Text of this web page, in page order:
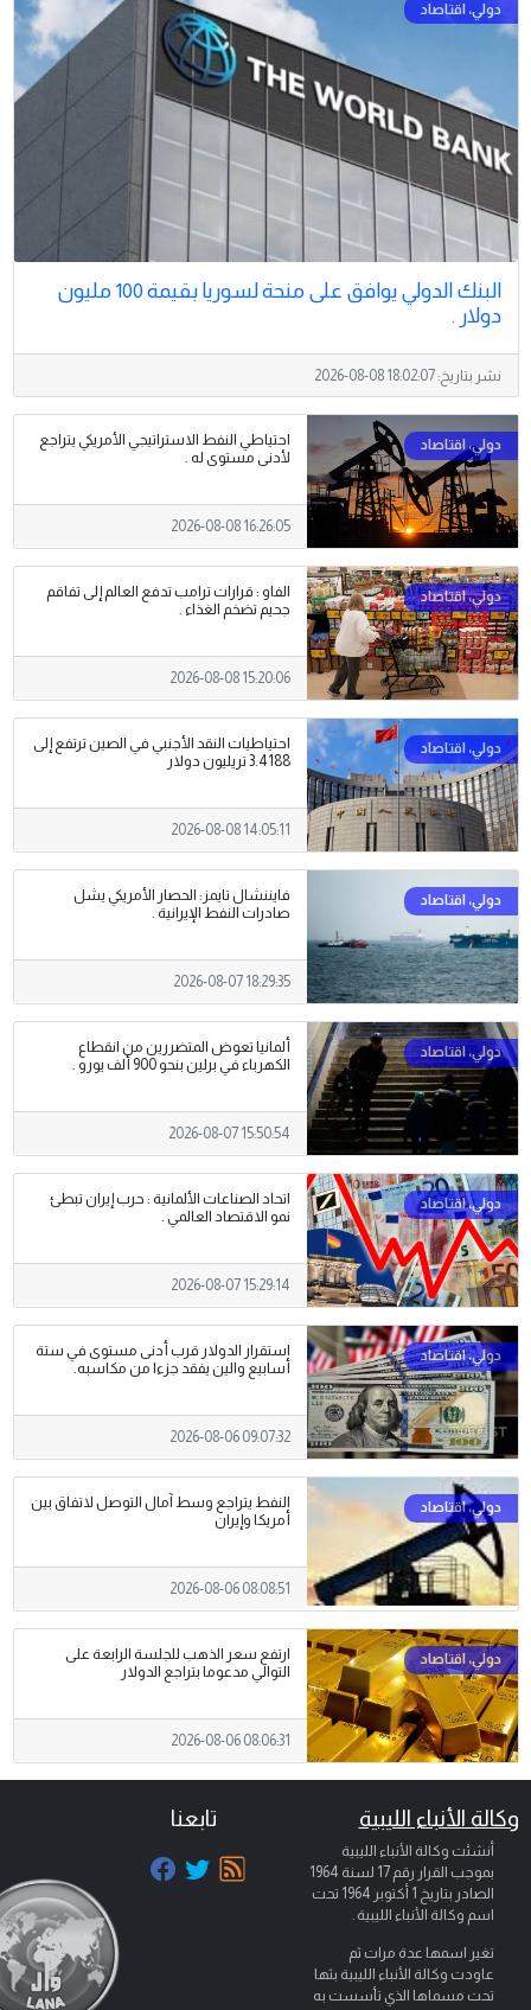
البنك الدولي يوافق على منحة لسوريا بقيمة 100 مليون
دولار .
نشر بتاريخ:2026-08-08 18:02:07
احتياطي النفط الاستراتيجي الأمريكي يتراجع
لأدنى مستوى له .
2026-08-08 16:26:05
الفاو : قرارات ترامب تدفع العالم إلى تفاقم
جحيم تضخم الغذاء .
2026-08-08 15:20:06
احتياطيات النقد الأجنبي في الصين ترتفع إلى
3.4188 تريليون دولار
2026-08-08 14:05:11
فايننشال تايمز: الحصار الأمريكي يشل
صادرات النفط الإيرانية .
2026-08-07 18:29:35
ألمانيا تعوض المتضررين من انقطاع
الكهرباء في برلين بنحو 900 ألف يورو .
2026-08-07 15:50:54
اتحاد الصناعات الألمانية : حرب إيران تبطئ
نمو الاقتصاد العالمي .
2026-08-07 15:29:14
استقرار الدولار قرب أدنى مستوى في ستة
أسابيع والين يفقد جزءا من مكاسبه.
2026-08-06 09:07:32
النفط يتراجع وسط آمال التوصل لاتفاق بين
أمريكا وإيران
2026-08-06 08:08:51
ارتفع سعر الذهب للجلسة الرابعة على
التوالي مدعوما بتراجع الدولار
2026-08-06 08:06:31
وكالة الأنباء الليبية
أنشئت وكالة الأنباء الليبية
بموجب القرار رقم 17 لسنة 1964
الصادر بتاريخ 1 أكتوبر 1964
تحت
اسم وكالة الأنباء الليبية .
تغير اسمها عدة مرات ثم
عاودت وكالة الأنباء الليبية بثها
تحت مسماها الذي تأسست به
تابعنا